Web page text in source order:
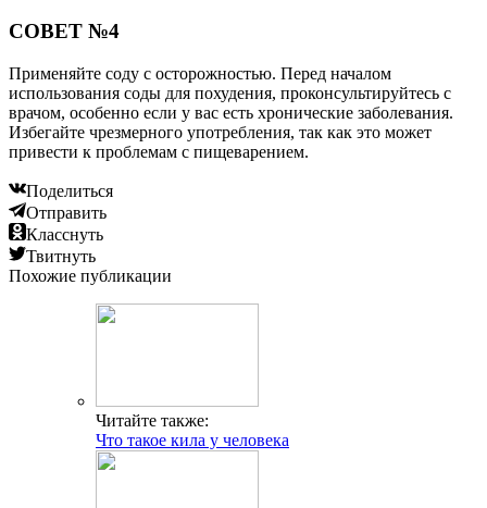
СОВЕТ №4
Применяйте соду с осторожностью. Перед началом
использования соды для похудения, проконсультируйтесь с
врачом, особенно если у вас есть хронические заболевания.
Избегайте чрезмерного употребления, так как это может
привести к проблемам с пищеварением.
Поделиться
Отправить
Класснуть
Твитнуть
Похожие публикации
Читайте также:
Что такое кила у человека